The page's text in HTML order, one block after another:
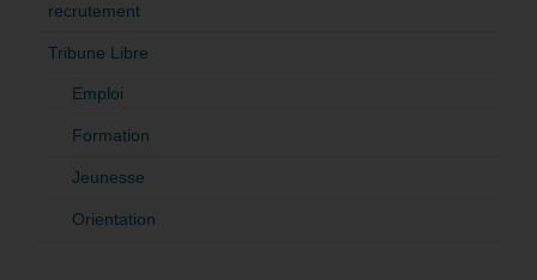
recrutement
Tribune Libre
Emploi
Formation
Jeunesse
Orientation